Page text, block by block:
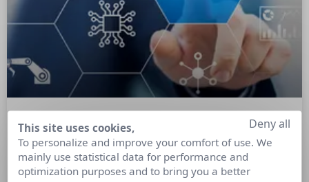
3 points à améliorer pour réussir sa
transformation digitale
This site uses cookies,
To personalize and improve your comfort of use. We
mainly use statistical data for performance and
optimization purposes and to bring you a better
Deny all